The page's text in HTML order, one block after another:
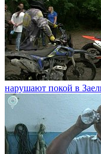
нарушают покой в